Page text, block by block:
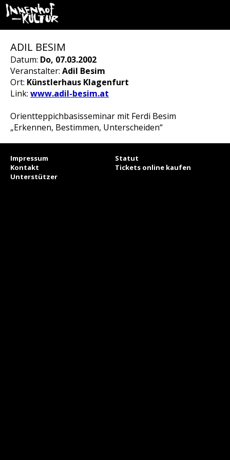
ADIL BESIM
Datum: Do, 07.03.2002
Veranstalter: Adil Besim
Ort: Künstlerhaus Klagenfurt
Link: www.adil-besim.at
Orientteppichbasisseminar mit Ferdi Besim
„Erkennen, Bestimmen, Unterscheiden“
Impressum
Statut
Kontakt
Tickets online kaufen
Unterstützer